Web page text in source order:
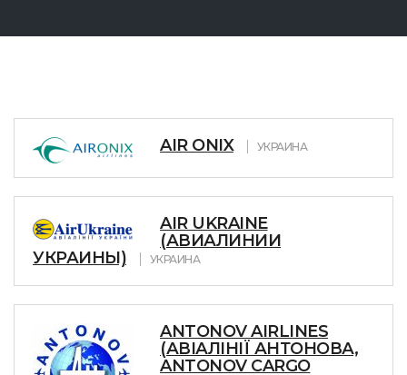
AIR ONIX УКРАИНА
AIR UKRAINE
(АВИАЛИНИИ
УКРАИНЫ)
УКРАИНА
ANTONOV AIRLINES
(АВІАЛІНІЇ АНТОНОВА,
ANTONOV CARGO